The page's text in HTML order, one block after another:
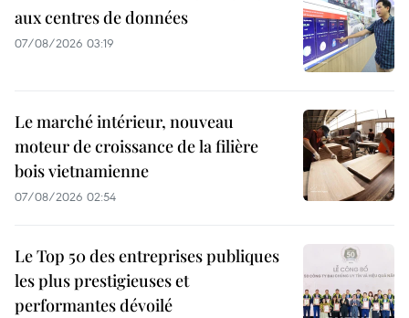
aux centres de données
07/08/2026 03:19
Le marché intérieur, nouveau
moteur de croissance de la filière
bois vietnamienne
07/08/2026 02:54
Le Top 50 des entreprises publiques
les plus prestigieuses et
performantes dévoilé